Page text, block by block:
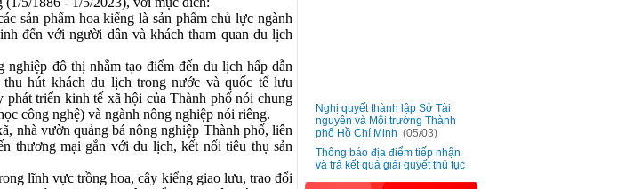
sản phẩm hoa kiểnglà sản phẩm chủ lực ngành
đến với người dân và khách tham quan du lịch
nghiệp đô thị nhằm tạo điểm đến du lịch hấp dẫn
thu hút khách du lịch trong nước và quốc tếlưu
phát triển kinh tế xã hội của Thành phố nói chung
công nghệ) và ngành nông nghiệp nói riêng.
nhà vườn quảng bá nông nghiệp Thành phố, liên
thương mại gắn với du lịch, kết nối tiêu thụ sản
lĩnh vực trồng hoa, cây kiểng giao lưu, trao đổi
nguyên và Môi trường Thành
phố Hồ Chí Minh(05/03)
và trả kết quả giải quyết thủ tục
hành chính của Sở Tài nguyên
và Môi trường(05/03)